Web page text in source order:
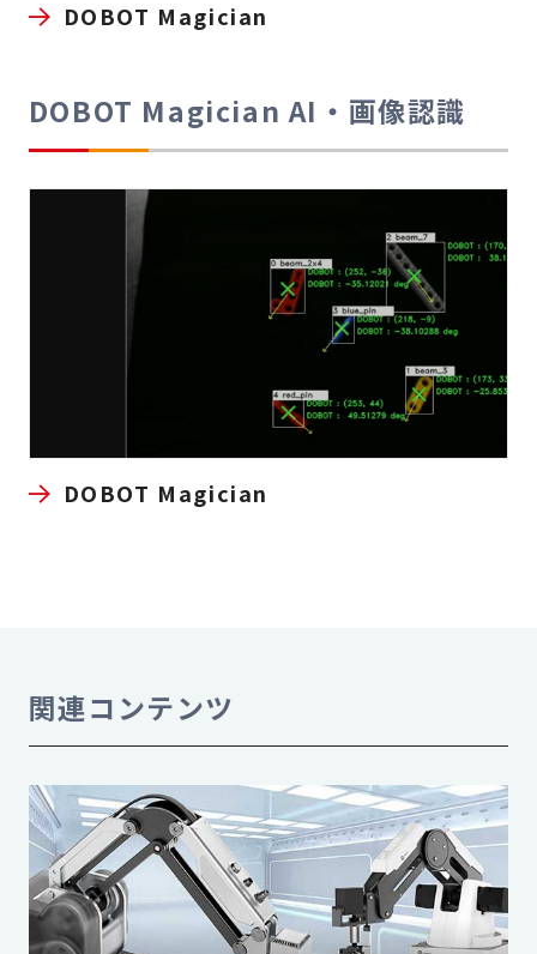
DOBOT Magician
DOBOT Magician AI・画像認識
DOBOT Magician
関連コンテンツ